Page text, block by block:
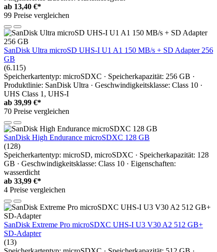
ab 13,40 €*
99 Preise vergleichen
SanDisk Ultra microSD UHS-I U1 A1 150 MB/s + SD Adapter 256
GB
(6.115)
Speicherkartentyp: microSDXC · Speicherkapazität: 256 GB ·
Produktlinie: SanDisk Ultra · Geschwindigkeitsklasse: Class 10 ·
UHS Class 1, UHS-I
ab 39,99 €*
70 Preise vergleichen
SanDisk High Endurance microSDXC 128 GB
(128)
Speicherkartentyp: microSD, microSDXC · Speicherkapazität: 128
GB · Geschwindigkeitsklasse: Class 10 · Eigenschaften:
wasserdicht
ab 33,99 €*
4 Preise vergleichen
SanDisk Extreme Pro microSDXC UHS-I U3 V30 A2 512 GB+
SD-Adapter
(13)